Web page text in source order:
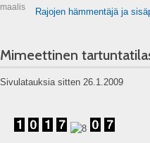
maalis
Rajojen hämmentäjä ja
Mimeettinen
Sivulatauksia sitten 26.1.2009